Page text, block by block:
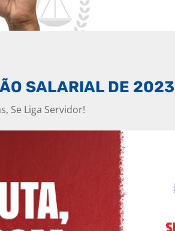
SALARIAL DE 2023
, Se Liga Servidor!